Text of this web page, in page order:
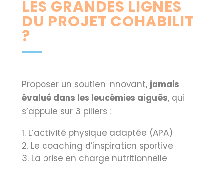
LES GRANDES LIGNES
DU PROJET COHABILIT
?
Proposer un soutien innovant, jamais
évalué dans les leucémies aiguës, qui
s’appuie sur 3 piliers :
L’activité physique adaptée (APA)
Le coaching d’inspiration sportive
La prise en charge nutritionnelle